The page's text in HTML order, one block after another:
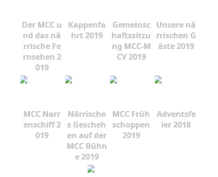
Der MCC u
nd das nä
rrische Fe
rnsehen 2
019
Kappenfa
hrt 2019
Gemeinsc
haftssitzu
ng MCC-M
CV 2019
Unsere nä
rrischen G
äste 2019
MCC Narr
enschiff 2
019
Närrische
s Gescheh
en auf der
MCC Bühn
e 2019
MCC Früh
schoppen
2019
Adventsfe
ier 2018